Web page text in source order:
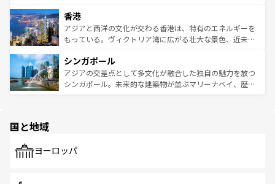
とつ。フォーやバインミー、ベトナムコーヒーなどは、ぜ
ひ現地で味わいたい。どの地域を訪れてもあたたかい人々
が旅行者を迎えてくれるので、きっと忘れられない旅にな
参照してほしい。
の活気が交差している。北部ではチェンマイなどの山岳地
帯で自然と触れ合い、南部ではプーケットやクラビの美し
いビーチでリゾート気分を楽しむことができる。タイ料理
激する。気候は一年中温暖で、どの季節にも異なる楽しみ
が待っている。親しみやすいタイの人々、仏教を中心とし
た文化、そして多様な観光資源が、訪れる旅人を魅了し続
香港
アジアと西洋の文化が交わる香港は、特有のエネルギーを
もっている。ヴィクトリア湾に広がる壮大な景色、近未来
み、どこを訪れても感動するはず。観光スポットが密集し
ており、効率よく見どころを回れるのも魅力。息をのむよ
うな絶景から文化的な体験まで、香港を存分に楽しみ尽く
シンガポール
アジアの交差点として多文化が融合した独自の魅力を放つ
シンガポール。未来的な建築物が並ぶマリーナベイ、歴史
で、ホーカーズは地元の風情を楽しめる外せないスポット
国と地域
ヨーロッパ